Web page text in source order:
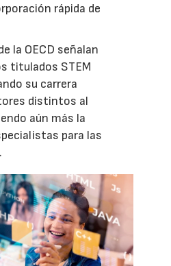
rápida de
la OECD señalan
titulados STEM
su carrera
distintos al
aún más la
para las